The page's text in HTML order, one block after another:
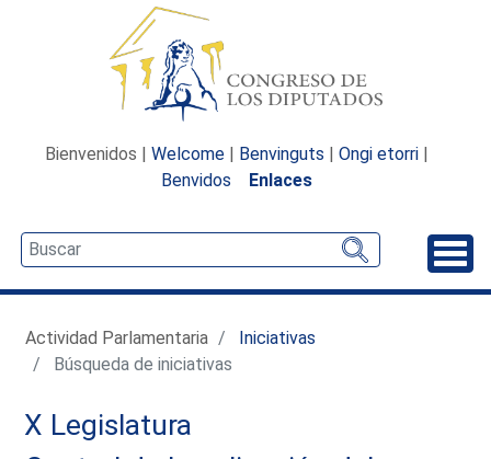
Bienvenidos | Welcome | Benvinguts | Ongi etorri |
Benvidos
Enlaces
Actividad Parlamentaria
Iniciativas
Búsqueda de iniciativas
X Legislatura